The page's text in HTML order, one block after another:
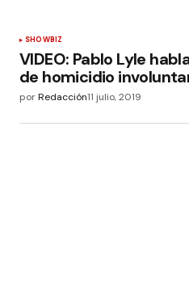
SHOWBIZ
VIDEO: Pablo Lyle
de homicidio
porRedacción11 julio, 2019